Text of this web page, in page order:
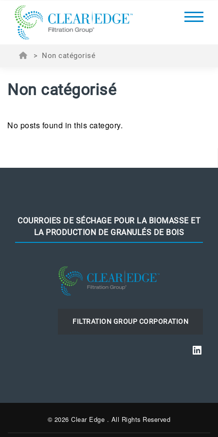
> Non catégorisé
Non catégorisé
No posts found in this category.
COURROIES DE SÉCHAGE POUR LA BIOMASSE ET
LA PRODUCTION DE GRANULÉS DE BOIS
FILTRATION GROUP CORPORATION
© 2026 Clear Edge . All Rights Reserved